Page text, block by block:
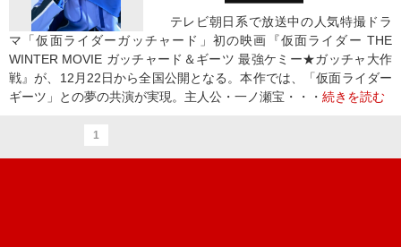
テレビ朝日系で放送中の人気特撮ドラ
マ「仮面ライダーガッチャード」初の映画『仮面ライダー THE
WINTER MOVIE ガッチャード＆ギーツ 最強ケミー★ガッチャ大作
戦』が、12月22日から全国公開となる。本作では、「仮面ライダー
ギーツ」との夢の共演が実現。主人公・一ノ瀬宝・・・ 続きを読む
1